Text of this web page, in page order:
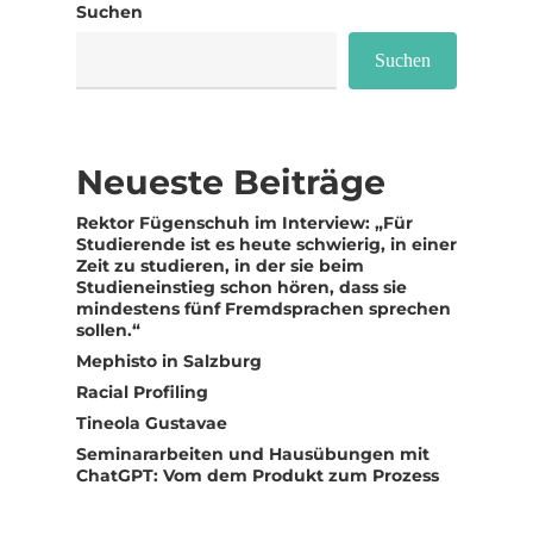
Suchen
Suchen
Neueste Beiträge
Rektor Fügenschuh im Interview: „Für
Studierende ist es heute schwierig, in einer
Zeit zu studieren, in der sie beim
Studieneinstieg schon hören, dass sie
mindestens fünf Fremdsprachen sprechen
sollen.“
Mephisto in Salzburg
Racial Profiling
Tineola Gustavae
Seminararbeiten und Hausübungen mit
ChatGPT: Vom dem Produkt zum Prozess